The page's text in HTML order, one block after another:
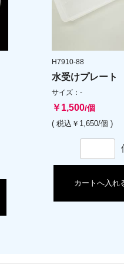
H7910-88
水受けプレート
サイズ：-
￥1,500/個
( 税込￥1,650/個 )
カートへ入れ